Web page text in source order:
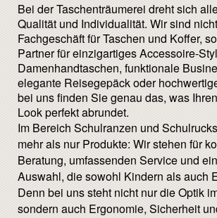
Bei der Taschenträumerei dreht sich
Qualität und Individualität. Wir sind
Fachgeschäft für Taschen und Koffer,
Partner für einzigartiges Accessoire-
Damenhandtaschen, funktionale
elegante Reisegepäck oder
bei uns finden Sie genau das, was
Look perfekt abrundet.
Im Bereich Schulranzen und
mehr als nur Produkte: Wir stehen für
Beratung, umfassenden Service und
Auswahl, die sowohl Kindern als auch
Denn bei uns steht nicht nur die Optik
sondern auch Ergonomie, Sicherheit